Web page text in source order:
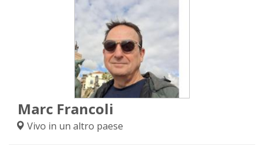
Marc Francoli
Vivo in un altro paese